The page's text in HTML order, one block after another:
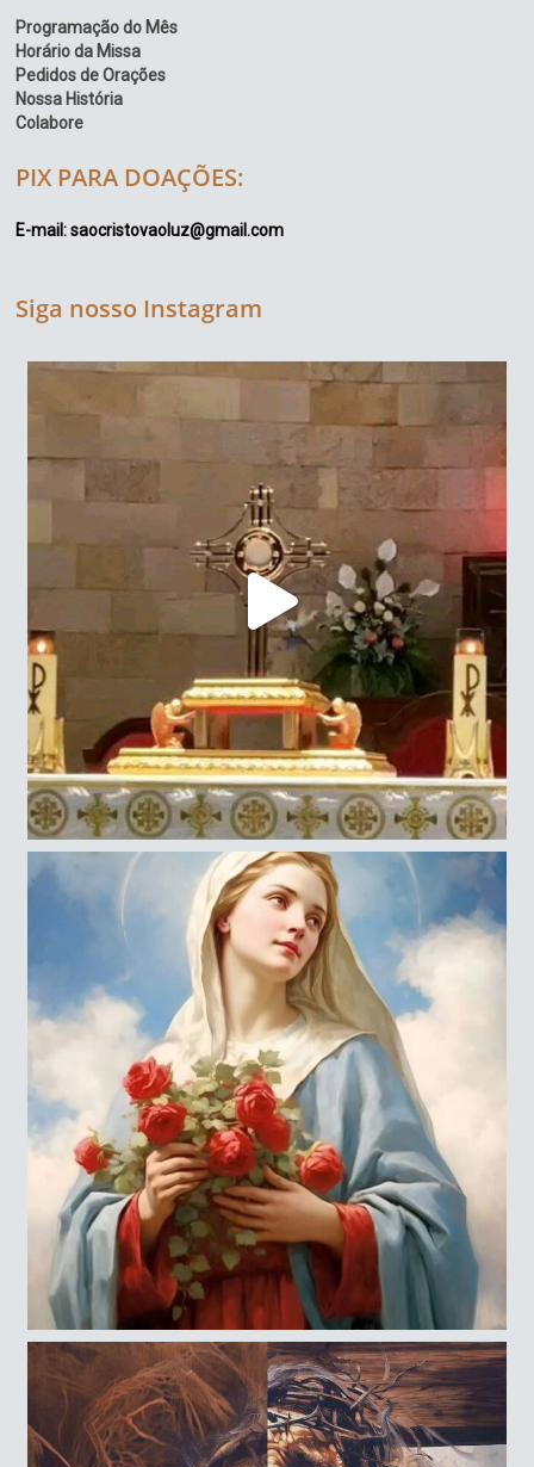
Programação do Mês
Horário da Missa
Pedidos de Orações
Nossa História
Colabore
PIX PARA DOAÇÕES:
E-mail: saocristovaoluz@gmail.com
Siga nosso Instagram